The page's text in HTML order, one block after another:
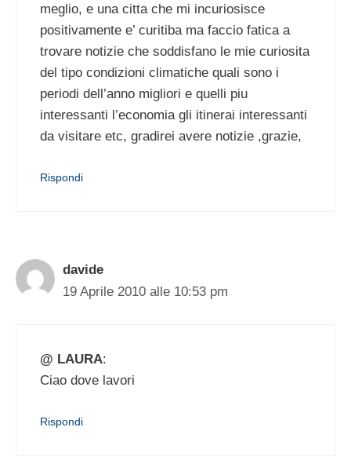
meglio, e una citta che mi incuriosisce
positivamente e’ curitiba ma faccio fatica a
trovare notizie che soddisfano le mie curiosita
del tipo condizioni climatiche quali sono i
periodi dell’anno migliori e quelli piu
interessanti l’economia gli itinerai interessanti
da visitare etc, gradirei avere notizie ,grazie,
Rispondi
davide
19 Aprile 2010 alle 10:53 pm
@ LAURA:
Ciao dove lavori
Rispondi